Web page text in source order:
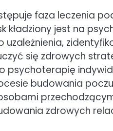
faza leczenia
kładziony jest na
się zdrowych
psychoterapię
budowania
zdrowych